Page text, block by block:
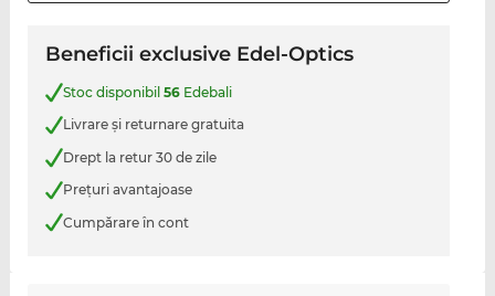
Beneficii exclusive Edel-Optics
Stoc disponibil 56Edebali
Livrare şi returnare gratuita
Drept la retur 30 de zile
Preţuri avantajoase
Cumpărare în cont